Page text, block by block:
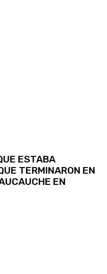
ESTABA
TERMINARON EN
EN